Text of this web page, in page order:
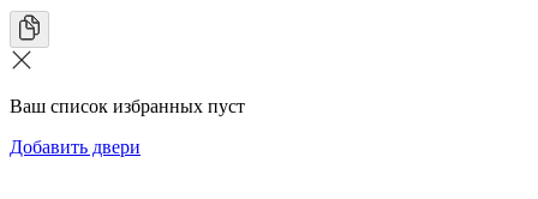
Ваш список избранных пуст
Добавить двери